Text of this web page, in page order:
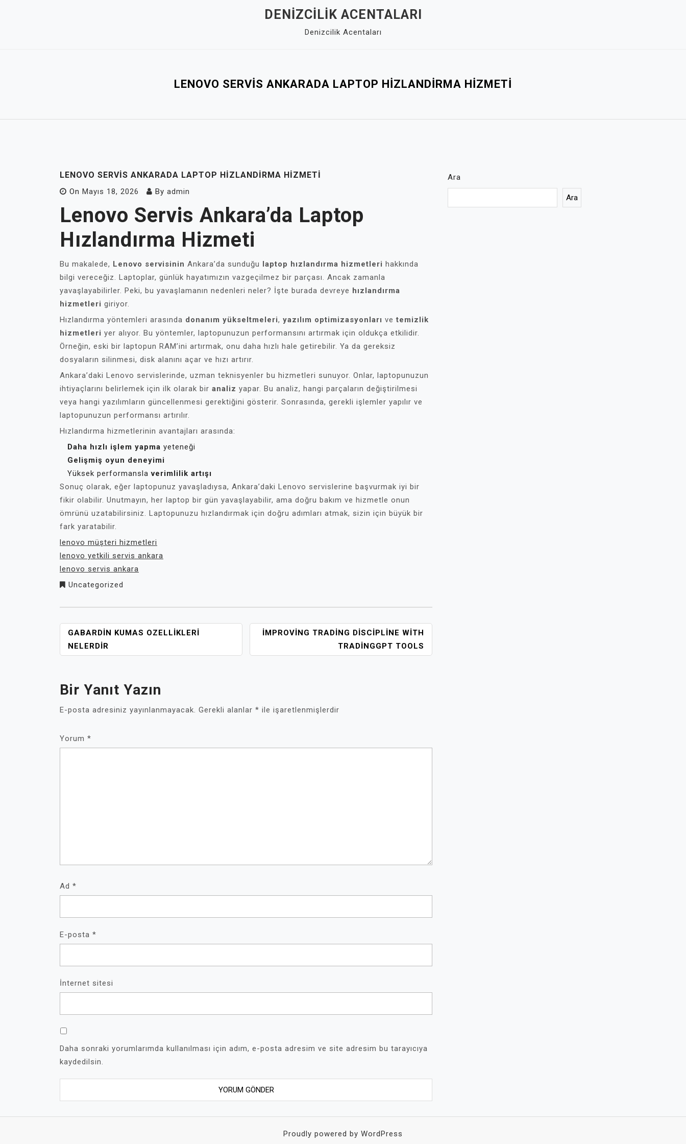
DENIZCILIK ACENTALARI
Denizcilik Acentaları
LENOVO SERVIS ANKARADA LAPTOP HIZLANDIRMA HIZMETI
LENOVO SERVIS ANKARADA LAPTOP HIZLANDIRMA HIZMETI
On Mayıs 18, 2026 By admin
Lenovo Servis Ankara’da Laptop
Hızlandırma Hizmeti
Bu makalede, Lenovo servisinin Ankara’da sunduğu laptop hızlandırma hizmetleri hakkında
bilgi vereceğiz. Laptoplar, günlük hayatımızın vazgeçilmez bir parçası. Ancak zamanla
yavaşlayabilirler. Peki, bu yavaşlamanın nedenleri neler? İşte burada devreye hızlandırma
hizmetleri giriyor.
Hızlandırma yöntemleri arasında donanım yükseltmeleri, yazılım optimizasyonları vetemizlik
hizmetleri yer alıyor. Bu yöntemler, laptopunuzun performansını artırmak için oldukça etkilidir.
Örneğin, eski bir laptopun RAM’ini artırmak, onu daha hızlı hale getirebilir. Ya da gereksiz
dosyaların silinmesi, disk alanını açar ve hızı artırır.
Ankara’daki Lenovo servislerinde, uzman teknisyenler bu hizmetleri sunuyor. Onlar, laptopunuzun
ihtiyaçlarını belirlemek için ilk olarak bir analiz yapar. Bu analiz, hangi parçaların değiştirilmesi
veya hangi yazılımların güncellenmesi gerektiğini gösterir. Sonrasında, gerekli işlemler yapılır ve
laptopunuzun performansı artırılır.
Hızlandırma hizmetlerinin avantajları arasında:
Daha hızlı işlem yapma yeteneği
Gelişmiş oyun deneyimi
Yüksek performanslaverimlilik artışı
Sonuç olarak, eğer laptopunuz yavaşladıysa, Ankara’daki Lenovo servislerine başvurmak iyi bir
fikir olabilir. Unutmayın, her laptop bir gün yavaşlayabilir, ama doğru bakım ve hizmetle onun
ömrünü uzatabilirsiniz. Laptopunuzu hızlandırmak için doğru adımları atmak, sizin için büyük bir
fark yaratabilir.
lenovo müşteri hizmetleri
lenovo yetkili servis ankara
lenovo servis ankara
Uncategorized
YAZI
GEZINMESI
GABARDIN KUMAS OZELLIKLERI
NELERDIR
İMPROVING TRADING DISCIPLINE WITH
TRADINGGPT TOOLS
Bir Yanıt Yazın
E-posta adresiniz yayınlanmayacak. Gerekli alanlar * ile işaretlenmişlerdir
Yorum *
Ad *
E-posta *
İnternet sitesi
Daha sonraki yorumlarımda kullanılması için adım, e-posta adresim ve site adresim bu tarayıcıya
kaydedilsin.
Ara
Ara
Proudly powered by WordPress